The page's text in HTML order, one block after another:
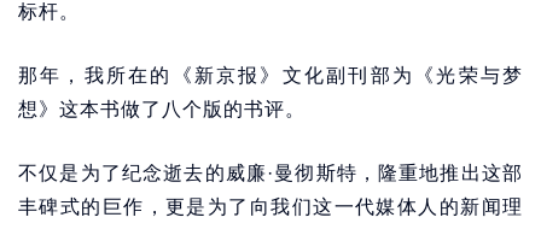
标杆。
那年，我所在的《新京报》文化副刊部为《光荣与梦
想》这本书做了八个版的书评。
不仅是为了纪念逝去的威廉·曼彻斯特，隆重地推出这部
丰碑式的巨作，更是为了向我们这一代媒体人的新闻理